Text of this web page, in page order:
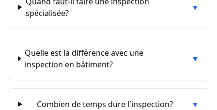
spécialisée?
▼
Quelle est la différence avec une
inspection en bâtiment?
▼
Combien de temps dure l'inspection? ▼